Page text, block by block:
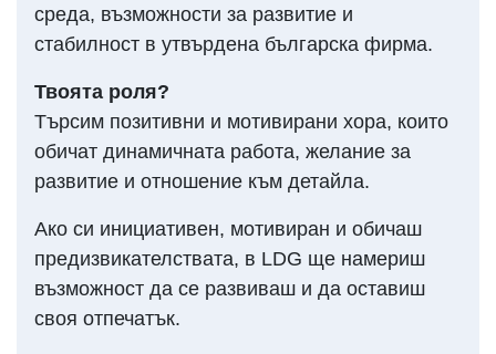
среда, възможности за развитие и
стабилност в утвърдена българска фирма.
Твоята роля?
Търсим позитивни и мотивирани хора, които
обичат динамичната работа, желание за
развитие и отношение към детайла.
Ако си инициативен, мотивиран и обичаш
предизвикателствата, в LDG ще намериш
възможност да се развиваш и да оставиш
своя отпечатък.